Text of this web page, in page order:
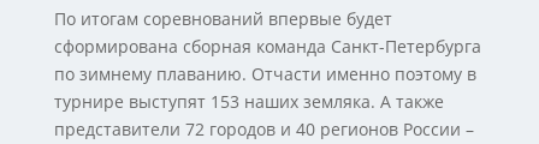
По итогам соревнований впервые будет
сформирована сборная команда Санкт-Петербурга
по зимнему плаванию. Отчасти именно поэтому в
турнире выступят 153 наших земляка. А также
представители 72 городов и 40 регионов России –